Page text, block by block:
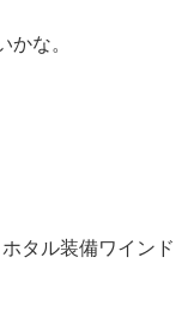
かな。
タル装備ワインド